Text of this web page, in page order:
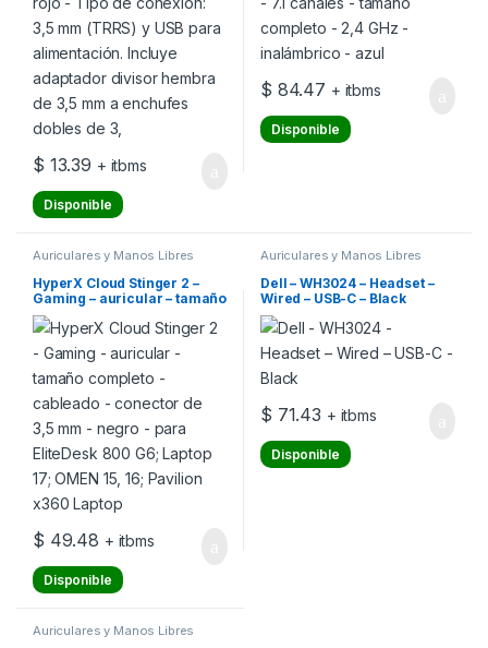
$ 13.39 + itbms
Disponible
$ 84.47 + itbms
Disponible
Auriculares y Manos Libres
HyperX Cloud Stinger 2 –
Gaming – auricular – tamaño
completo – cableado –
conector de 3,5 mm – negro
– para EliteDesk 800 G6;
Laptop 17; OMEN 15, 16;
Pavilion x360 Laptop
$ 49.48 + itbms
Disponible
Auriculares y Manos Libres
Dell – WH3024 – Headset –
Wired – USB-C – Black
$ 71.43 + itbms
Disponible
Auriculares y Manos Libres